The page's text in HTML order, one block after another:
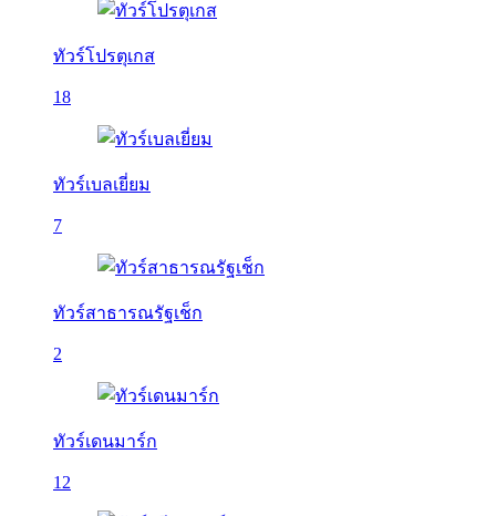
ทัวร์โปรตุเกส
18
ทัวร์เบลเยี่ยม
7
ทัวร์สาธารณรัฐเช็ก
2
ทัวร์เดนมาร์ก
12